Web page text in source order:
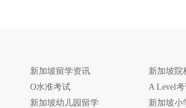
新加坡留学资讯
新加坡院
O水准考试
A Level
新加坡幼儿园留学
新加坡小